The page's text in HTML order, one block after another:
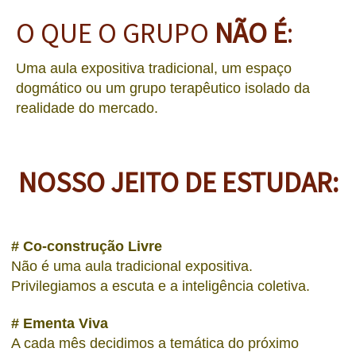
O QUE O GRUPO NÃO É:
Uma aula expositiva tradicional, um espaço
dogmático ou um grupo terapêutico isolado da
realidade do mercado.
NOSSO JEITO DE ESTUDAR:
# Co-construção Livre
Não é uma aula tradicional expositiva.
Privilegiamos a escuta e a inteligência coletiva.
# Ementa Viva
A cada mês decidimos a temática do próximo